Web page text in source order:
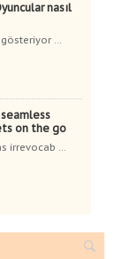
nasıl
...
on the go
irrevocab ...